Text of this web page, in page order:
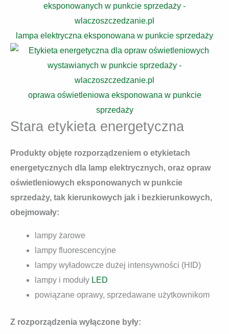
lampa elektryczna eksponowana w punkcie sprzedaży
oprawa oświetleniowa eksponowana w punkcie
sprzedaży
Stara etykieta energetyczna
Produkty objęte rozporządzeniem o etykietach
energetycznych dla lamp elektrycznych, oraz opraw
oświetleniowych eksponowanych w punkcie
sprzedaży, tak kierunkowych jak i bezkierunkowych,
obejmowały:
lampy żarowe
lampy fluorescencyjne
lampy wyładowcze dużej intensywności (HID)
lampy i moduły LED
powiązane oprawy, sprzedawane użytkownikom
Z rozporządzenia wyłączone były: